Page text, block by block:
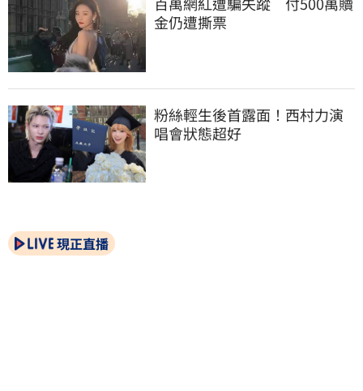
金仍遭撕票
粉絲輕生後首露面！西村力演
唱會狀態超好
現正直播